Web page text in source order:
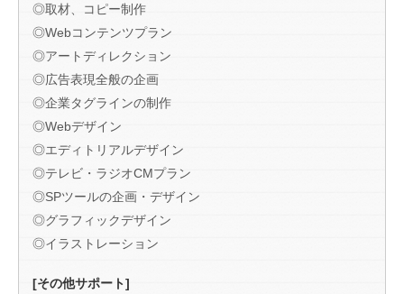
◎取材、コピー制作
◎Webコンテンツプラン
◎アートディレクション
◎広告表現全般の企画
◎企業タグラインの制作
◎Webデザイン
◎エディトリアルデザイン
◎テレビ・ラジオCMプラン
◎SPツールの企画・デザイン
◎グラフィックデザイン
◎イラストレーション
[その他サポート]